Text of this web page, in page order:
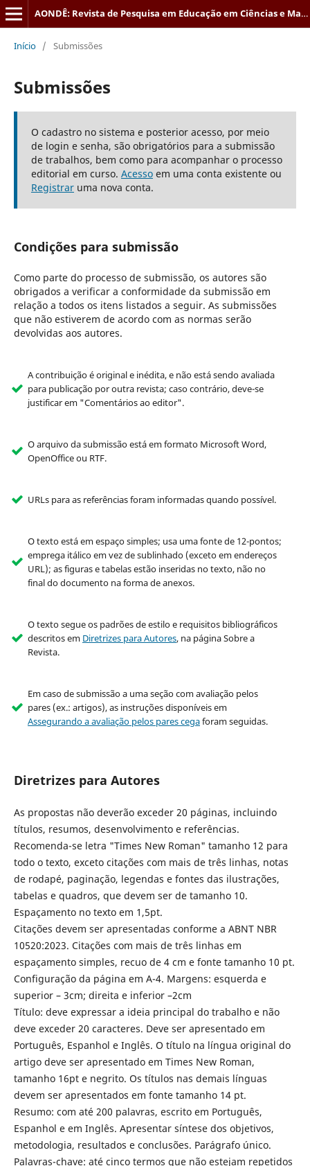
AONDÊ: Revista de Pesquisa em Educação em Ciências e Matemática
Início / Submissões
Submissões
O cadastro no sistema e posterior acesso, por meio
de login e senha, são obrigatórios para a submissão
de trabalhos, bem como para acompanhar o processo
editorial em curso. Acessoem uma conta existente ou
Registraruma nova conta.
Condições para submissão
Como parte do processo de submissão, os autores são
obrigados a verificar a conformidade da submissão em
relação a todos os itens listados a seguir. As submissões
que não estiverem de acordo com as normas serão
devolvidas aos autores.
A contribuição é original e inédita, e não está sendo avaliada
para publicação por outra revista; caso contrário, deve-se
justificar em "Comentários ao editor".
O arquivo da submissão está em formato Microsoft Word,
OpenOffice ou RTF.
URLs para as referências foram informadas quando possível.
O texto está em espaço simples; usa uma fonte de 12-pontos;
emprega itálico em vez de sublinhado (exceto em endereços
URL); as figuras e tabelas estão inseridas no texto, não no
final do documento na forma de anexos.
O texto segue os padrões de estilo e requisitos bibliográficos
descritos em Diretrizes para Autores, na página Sobre a
Revista.
Em caso de submissão a uma seção com avaliação pelos
pares (ex.: artigos), as instruções disponíveis em
Assegurando a avaliação pelos pares cegaforam seguidas.
Diretrizes para Autores
As propostas não deverão exceder 20 páginas, incluindo
títulos, resumos, desenvolvimento e referências.
Recomenda-se letra "Times New Roman" tamanho 12 para
todo o texto, exceto citações com mais de três linhas, notas
de rodapé, paginação, legendas e fontes das ilustrações,
tabelas e quadros, que devem ser de tamanho 10.
Espaçamento no texto em 1,5pt.
Citações devem ser apresentadas conforme a ABNT NBR
10520:2023. Citações com mais de três linhas em
espaçamento simples, recuo de 4 cm e fonte tamanho 10 pt.
Configuração da página em A-4. Margens: esquerda e
superior – 3cm; direita e inferior –2cm
Título: deve expressar a ideia principal do trabalho e não
deve exceder 20 caracteres. Deve ser apresentado em
Português, Espanhol e Inglês. O título na língua original do
artigo deve ser apresentado em Times New Roman,
tamanho 16pt e negrito. Os títulos nas demais línguas
devem ser apresentados em fonte tamanho 14 pt.
Resumo: com até 200 palavras, escrito em Português,
Espanhol e em Inglês. Apresentar síntese dos objetivos,
metodologia, resultados e conclusões. Parágrafo único.
Palavras-chave: até cinco termos que não estejam repetidos